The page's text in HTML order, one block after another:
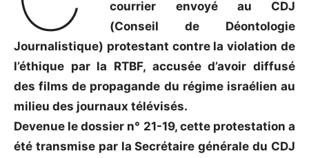
courrier envoyé au CDJ
(Conseil de Déontologie
Journalistique) protestant contre la violation de
l’éthique par la RTBF, accusée d’avoir diffusé
des films de propagande du régime israélien au
milieu des journaux télévisés.
Devenue le dossier n° 21-19, cette protestation a
été transmise par la Secrétaire générale du CDJ